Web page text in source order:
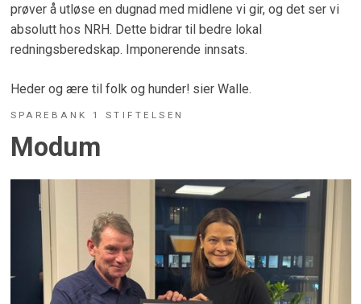
prøver å utløse en dugnad med midlene vi gir, og det ser vi
absolutt hos NRH. Dette bidrar til bedre lokal
redningsberedskap. Imponerende innsats.
Heder og ære til folk og hunder! sier Walle.
SPAREBANK 1 STIFTELSEN
Modum